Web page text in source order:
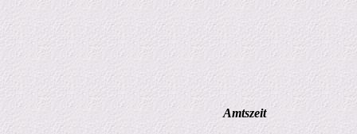
Amtszeit